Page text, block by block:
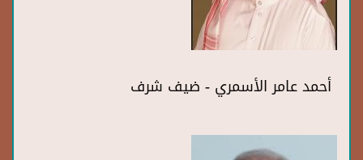
أحمد عامر الأسمري - ضيف شرف